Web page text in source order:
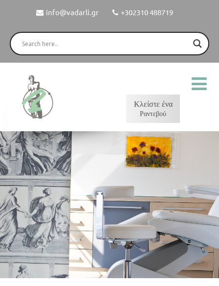
info@vadarli.gr +302310 488719
Κλείστε ένα
Ραντεβού